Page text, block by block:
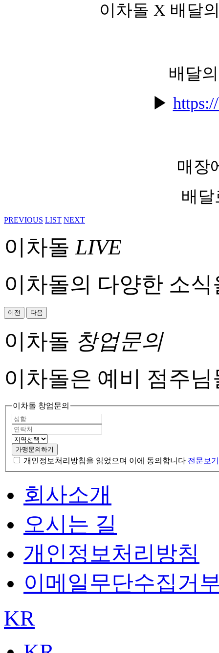
이차돌 X 배달
배달
▶
매장
배
PREVIOUS LIST NEXT
이차돌 LIVE
이차돌의 다양한 소
이전 다음
이차돌 창업문의
이차돌은 예비 점주
이차돌 창업문의
가맹문의하기
개인정보처리방침을 읽었으며 이에 동의합니다 전문보기
회사소개
오시는 길
개인정보처리방침
이메일무단수집거
KR